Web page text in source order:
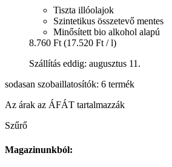
Tiszta illóolajok
Szintetikus összetevő mentes
Minősített bio alkohol alapú
8.760 Ft (17.520 Ft / l)
Szállítás eddig: augusztus 11.
sodasan szobaillatosítók: 6 termék
Az árak az ÁFÁT tartalmazzák
Szűrő
Magazinunkból: